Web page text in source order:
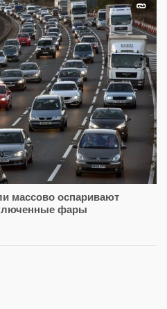
массово оспаривают
фары